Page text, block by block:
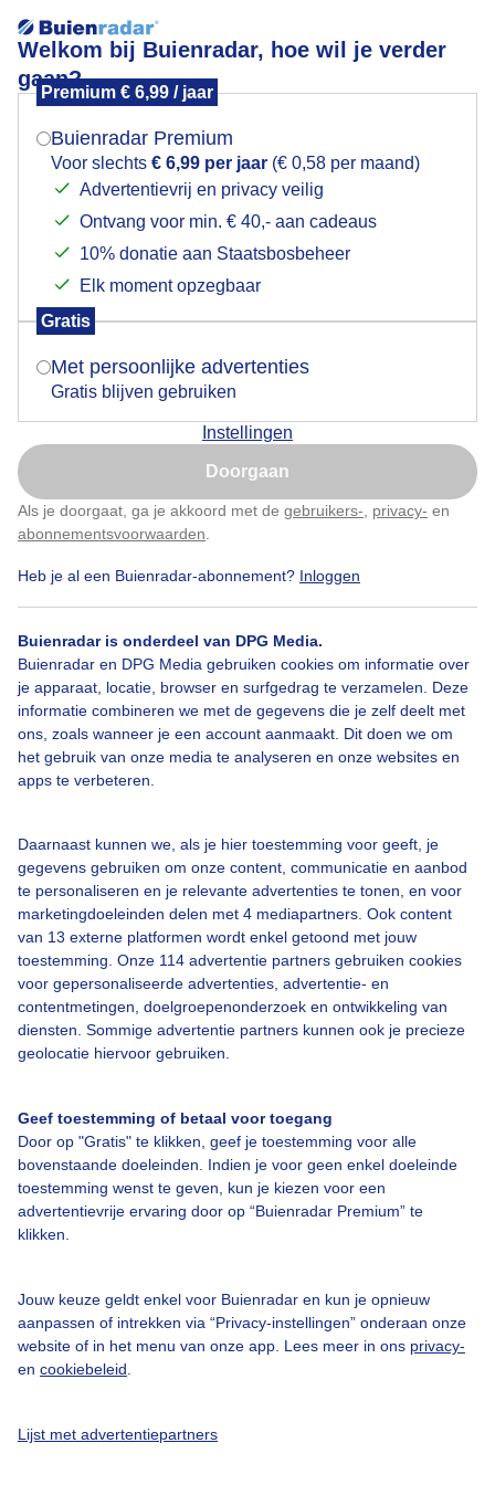
Welkom bij Buienradar, hoe wil je verder
gaan?
Premium € 6,99 / jaar
Buienradar Premium
Voor slechts € 6,99 per jaar (€ 0,58 per maand)
Advertentievrij en privacy veilig
Ontvang voor min. € 40,- aan cadeaus
10% donatie aan Staatsbosbeheer
Elk moment opzegbaar
Gratis
Met persoonlijke advertenties
Gratis blijven gebruiken
Instellingen
Doorgaan
Als je doorgaat, ga je akkoord met de gebruikers- privacy- en
abonnementsvoorwaarden
Heb je al een Buienradar-abonnement? Inloggen
Buienradar is onderdeel van DPG Media.
Buienradar en DPG Media gebruiken cookies om informatie over
je apparaat, locatie, browser en surfgedrag te verzamelen. Deze
informatie combineren we met de gegevens die je zelf deelt met
ons, zoals wanneer je een account aanmaakt. Dit doen we om
het gebruik van onze media te analyseren en onze websites en
apps te verbeteren.
Daarnaast kunnen we, als je hier toestemming voor geeft, je
gegevens gebruiken om onze content, communicatie en aanbod
te personaliseren en je relevante advertenties te tonen, en voor
marketingdoeleinden delen met 4 mediapartners. Ook content
van 13 externe platformen wordt enkel getoond met jouw
toestemming. Onze 114 advertentie partners gebruiken cookies
voor gepersonaliseerde advertenties, advertentie- en
contentmetingen, doelgroepenonderzoek en ontwikkeling van
diensten. Sommige advertentie partners kunnen ook je precieze
geolocatie hiervoor gebruiken.
Geef toestemming of betaal voor toegang
Door op "Gratis" te klikken, geef je toestemming voor alle
bovenstaande doeleinden. Indien je voor geen enkel doeleinde
toestemming wenst te geven, kun je kiezen voor een
advertentievrije ervaring door op “Buienradar Premium” te
klikken.
Jouw keuze geldt enkel voor Buienradar en kun je opnieuw
aanpassen of intrekken via “Privacy-instellingen” onderaan onze
website of in het menu van onze app. Lees meer in ons privacy-
en cookiebeleid
Lijst met advertentiepartners
Weerfoto 9 mei
Door: public Gemaakt: 09-05-2026, 38x bekeken
Een moment geduld aub...
Over Buienradar
Bedrijfsgegevens
Veelgestelde vragen
Contact
Gebruikersvoorwaarden
Adverteren
Buienradar Team
Privacy beleid
Privacy instellingen
Gratis weerdata
Buienradar
Mogen we je locatie gebruiken voor het
Indien je hier nog geen akkoord op hebt gegeven,
verschijnt er zo een pop-up uit je browser waarin
Is goed, toon de popup
Nu niet, misschien later
Klik hierom dit aan te passen